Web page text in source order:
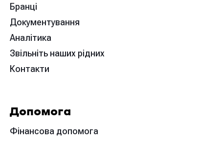
Бранці
Документування
Аналітика
Звільніть наших рідних
Контакти
Допомога
Фінансова допомога